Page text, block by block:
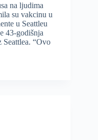
na ljudima
su vakcinu u
u Seattleu
43-godišnja
Seattlea. “Ovo